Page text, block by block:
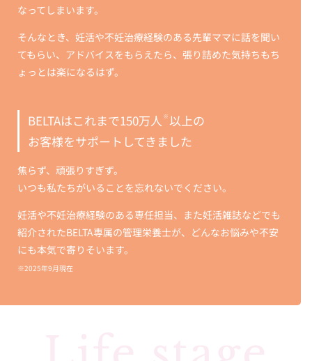
なってしまいます。
そんなとき、妊活や不妊治療経験のある先輩ママに話を聞い
てもらい、アドバイスをもらえたら、張り詰めた気持ちもち
ょっとは楽になるはず。
BELTAはこれまで150万人 ※以上の
お客様をサポート してきました
焦らず、頑張りすぎず。
いつも私たちがいることを忘れないでください。
妊活や不妊治療経験のある専任担当、また妊活雑誌などでも
紹介されたBELTA専属の管理栄養士が、どんなお悩みや不安
にも本気で寄りそいます。
※2025年9月現在